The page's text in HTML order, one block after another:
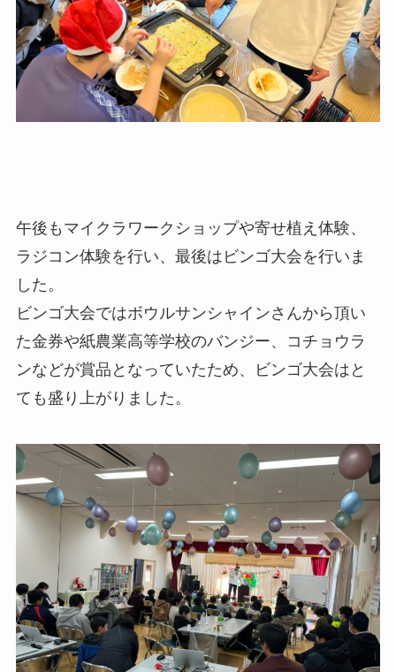
午後もマイクラワークショップや寄せ植え体験、
ラジコン体験を行い、最後はビンゴ大会を行いま
した。
ビンゴ大会ではボウルサンシャインさんから頂い
た金券や紙農業高等学校のバンジー、コチョウラ
ンなどが賞品となっていたため、ビンゴ大会はと
ても盛り上がりました。